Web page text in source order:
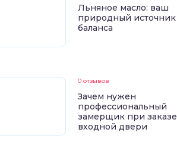
Льняное масло: ваш
природный источник
баланса
0 отзывов
Зачем нужен
профессиональный
замерщик при заказе
входной двери